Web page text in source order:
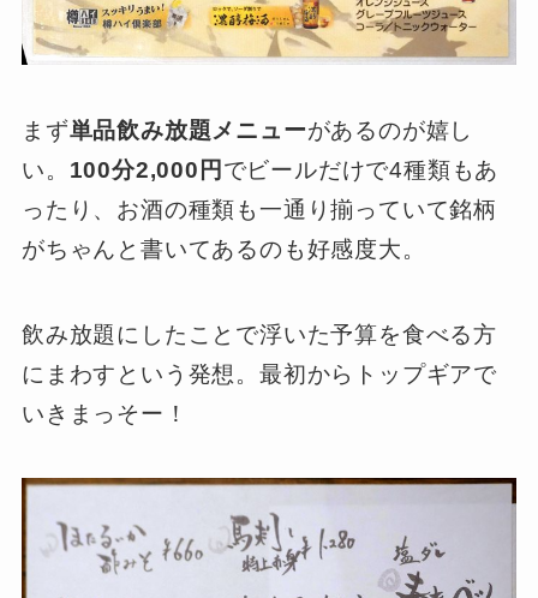
まず単品飲み放題メニューがあるのが嬉し
い。 100分2,000円 でビールだけで4種類もあ
ったり、お酒の種類も一通り揃っていて銘柄
がちゃんと書いてあるのも好感度大。
飲み放題にしたことで浮いた予算を食べる方
にまわすという発想。最初からトップギアで
いきまっそー！